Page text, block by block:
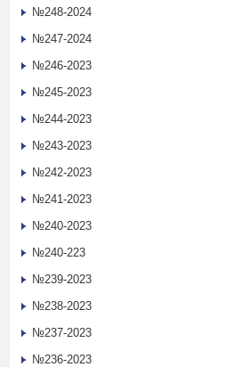
№248-2024
№247-2024
№246-2023
№245-2023
№244-2023
№243-2023
№242-2023
№241-2023
№240-2023
№240-223
№239-2023
№238-2023
№237-2023
№236-2023